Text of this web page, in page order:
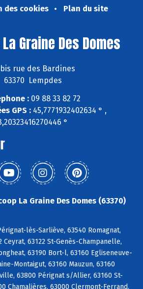
des cookies
Plan du site
Graine Des Domes
rue des Bardines
63370 Lempdes
: 09 88 33 82 72
GPS : 45,7771932402634 ° ,
°
La Graine Des Domes (63370)
lès-Sarliève, 63540 Romagnat,
Ceyrat, 63122 St-Genès-Champanelle,
63190 Bort-l, 63160 Egliseneuve-
Montaigut, 63160 Mauzun, 63160
63800 Pérignat s/Allier, 63160 St-
Chamalières, 63000 Clermont-Ferrand,